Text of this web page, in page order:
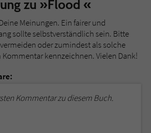
zu »Flood «
Meinungen. Ein fairer und
sollte selbstverständlich sein. Bitte
oder zumindest als solche
kennzeichnen. Vielen Dank!
Kommentar zu diesem Buch.